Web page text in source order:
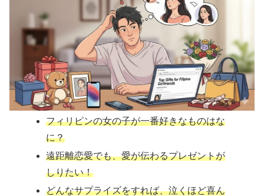
フィリピンの女の子が一番好きなものはな
に？
遠距離恋愛でも、愛が伝わるプレゼントが
しりたい！
どんなサプライズをすれば、泣くほど喜ん